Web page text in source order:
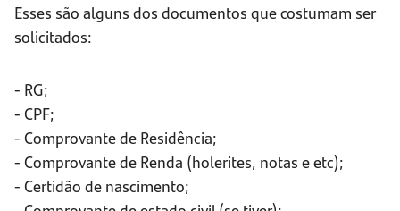
Esses são alguns dos documentos que costumam ser
solicitados:
- RG;
- CPF;
- Comprovante de Residência;
- Comprovante de Renda (holerites, notas e etc);
- Certidão de nascimento;